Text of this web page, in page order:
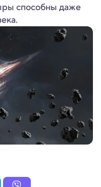
способны даже